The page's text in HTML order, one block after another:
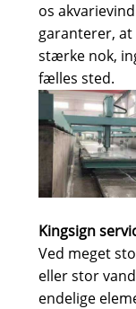
os
garanterer,
stærke nok,
fælles sted.
Kingsign
Ved meget
eller stor
endelige